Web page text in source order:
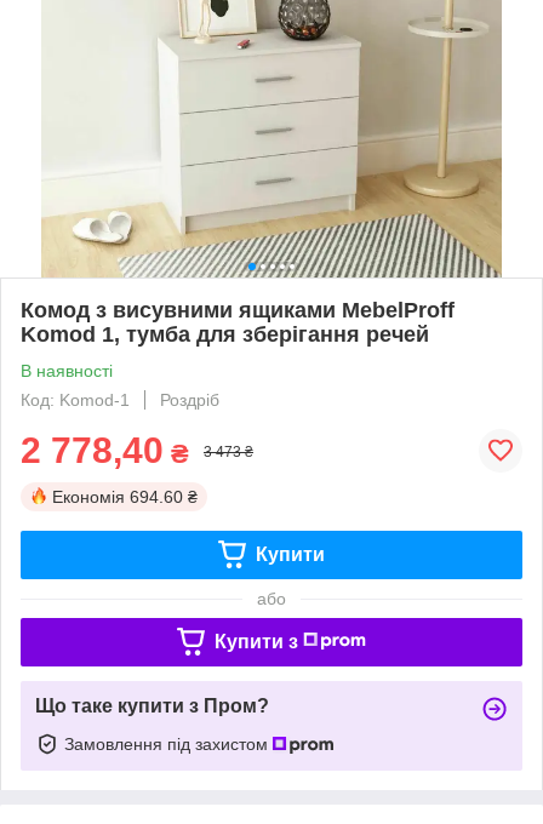
Комод з висувними ящиками MebelProff
Komod 1, тумба для зберігання речей
В наявності
Код: Komod-1
Роздріб
2 778,40 ₴ 3 473 ₴
Економія 694.60 ₴
Купити
або
Купити з
Що таке купити з Пром?
Замовлення під захистом